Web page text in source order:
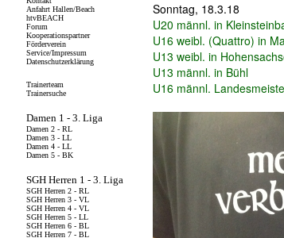
Sonntag, 18.3.18
U20 männl. in
U16 weibl. (Quattro) in
U13 weibl. in
U13 männl. in Bühl
U16 männl.